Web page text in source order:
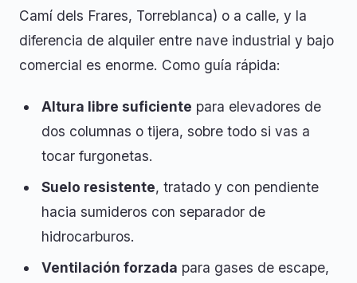
Camí dels Frares, Torreblanca) o a calle, y la
diferencia de alquiler entre nave industrial y bajo
comercial es enorme. Como guía rápida:
Altura libre suficiente para elevadores de
dos columnas o tijera, sobre todo si vas a
tocar furgonetas.
Suelo resistente, tratado y con pendiente
hacia sumideros con separador de
hidrocarburos.
Ventilación forzada para gases de escape,